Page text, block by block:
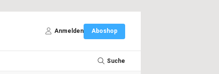
Anmelden Aboshop
Suche